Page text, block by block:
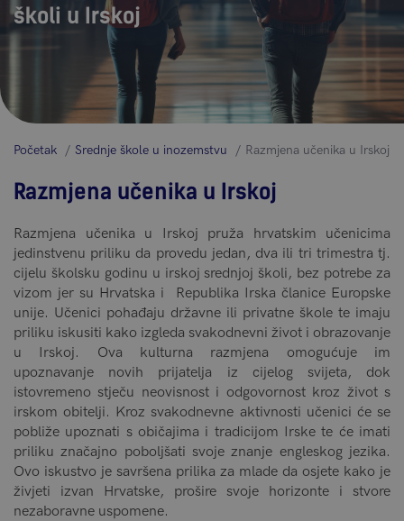
školi u Irskoj
Početak Srednje škole u inozemstvu Razmjena učenika u Irskoj
Razmjena učenika u Irskoj
Razmjena učenika u Irskoj pruža hrvatskim učenicima
jedinstvenu priliku da provedu jedan, dva ili tri trimestra tj.
cijelu školsku godinu u irskoj srednjoj školi, bez potrebe za
vizom jer su Hrvatska i Republika Irska članice Europske
unije. Učenici pohađaju državne ili privatne škole te imaju
priliku iskusiti kako izgleda svakodnevni život i obrazovanje
u Irskoj. Ova kulturna razmjena omogućuje im
upoznavanje novih prijatelja iz cijelog svijeta, dok
istovremeno stječu neovisnost i odgovornost kroz život s
irskom obitelji. Kroz svakodnevne aktivnosti učenici će se
pobliže upoznati s običajima i tradicijom Irske te će imati
priliku značajno poboljšati svoje znanje engleskog jezika.
Ovo iskustvo je savršena prilika za mlade da osjete kako je
živjeti izvan Hrvatske, prošire svoje horizonte i stvore
nezaboravne uspomene.